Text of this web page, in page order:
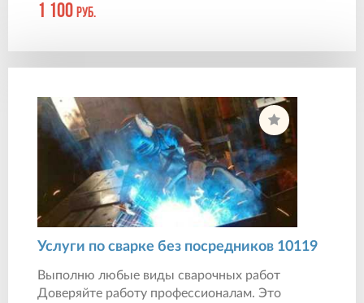
1 100 руб.
Услуги по сварке без посредников 10119
Выполню любые виды сварочных работ
Доверяйте работу профессионалам. Это